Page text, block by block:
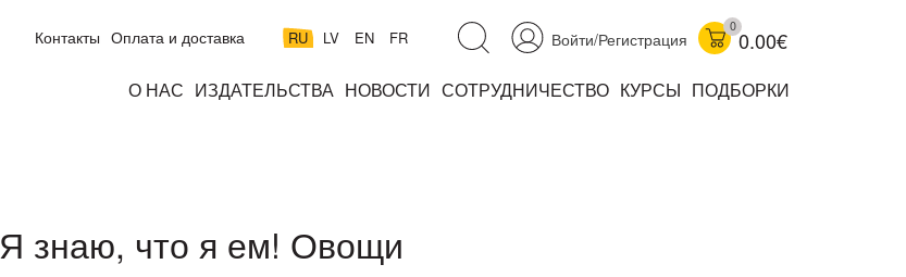
Войти/Регистрация
0
0.00€
RU LV EN FR
Контакты Оплата и доставка
О НАС ИЗДАТЕЛЬСТВА НОВОСТИ СОТРУДНИЧЕСТВО КУРСЫ ПОДБОРКИ
Я знаю, что я ем! Овощи